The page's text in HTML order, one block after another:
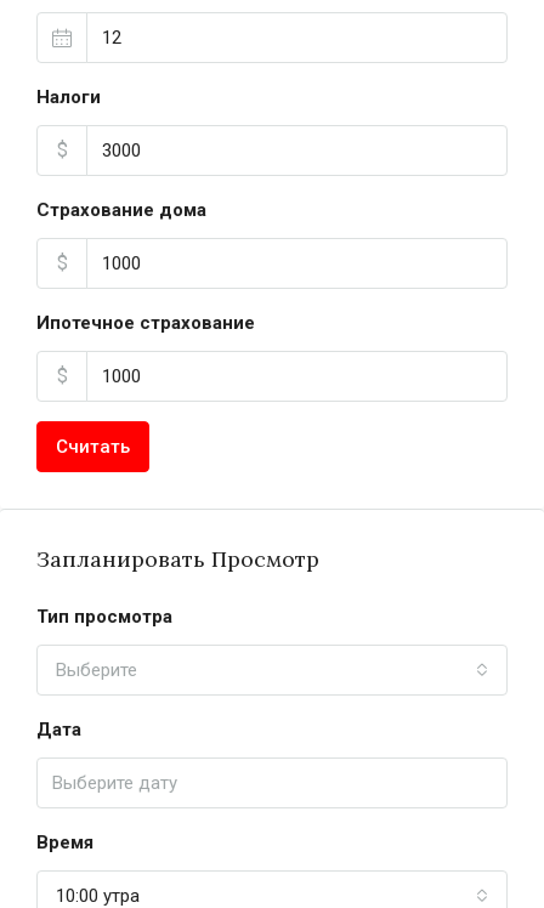
Налоги
$
Страхование дома
$
Ипотечное страхование
$
Считать
Запланировать Просмотр
Тип просмотра
Выберите
Дата
Время
10:00 утра